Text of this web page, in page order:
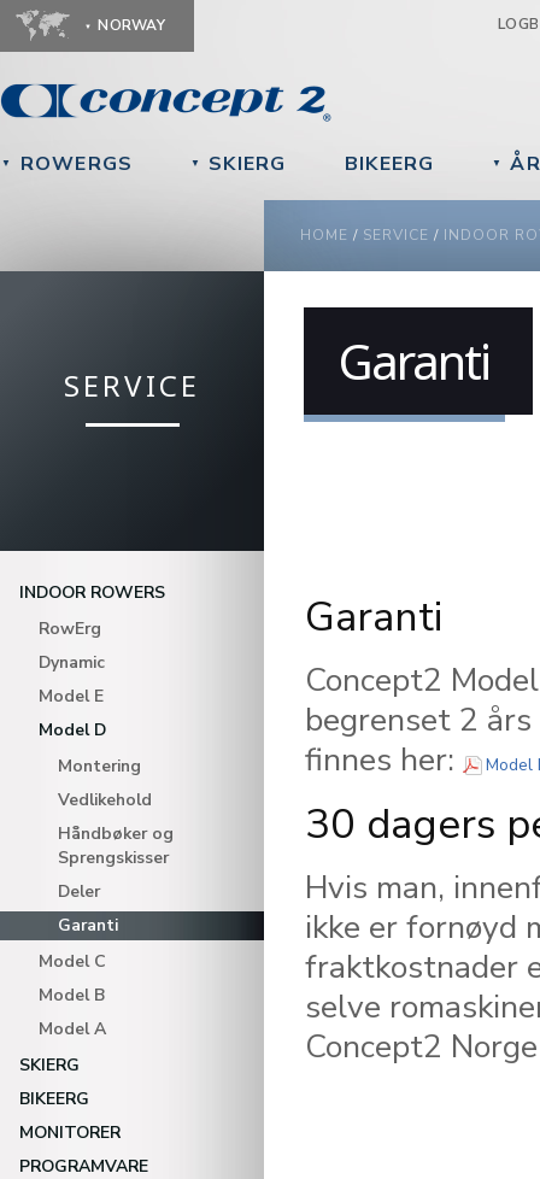
NORWAY
▼ ROWERGS ▼ SKIERG BIKEERG ▼
YOU ARE HERE
HOME / SERVICE / INDOOR
SERVICE
INDOOR ROWERS
RowErg
Dynamic
Model E
Model D
Montering
Vedlikehold
Håndbøker og
Sprengskisser
Deler
Garanti
Model C
Model B
Model A
SKIERG
BIKEERG
MONITORER
PROGRAMVARE
Garanti
Garanti
Concept2
begrenset 2
finnes her:
Model
30 dagers
Hvis man,
ikke er fornøyd
fraktkostnader
selve
Concept2